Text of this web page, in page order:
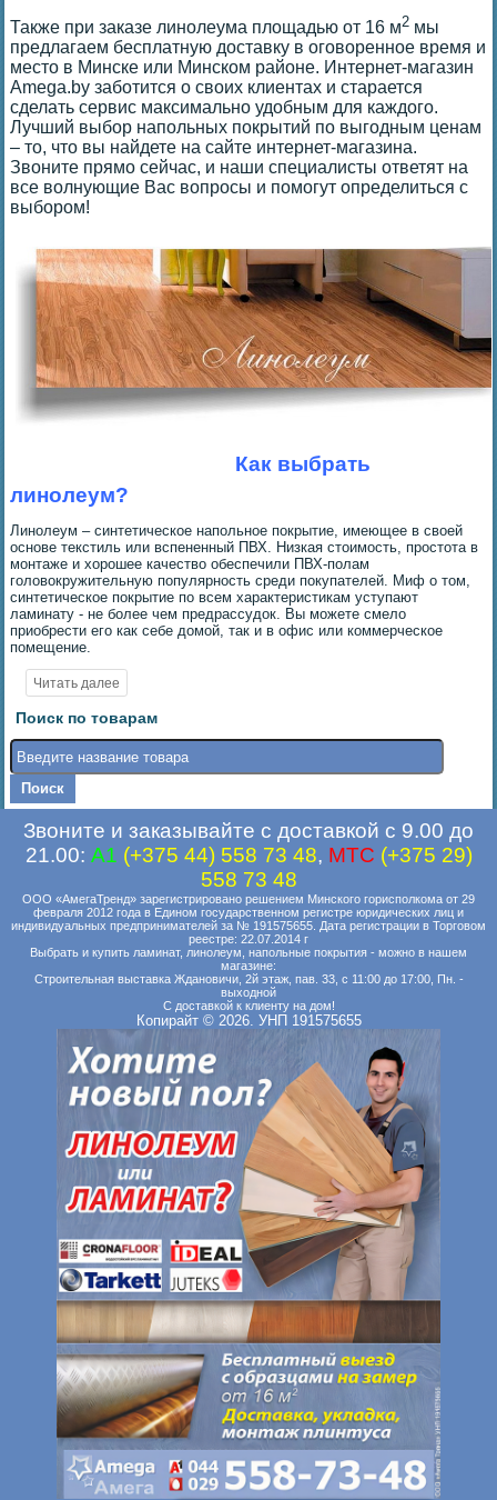
Также при заказе линолеума площадью от 16 м2 мы
предлагаем бесплатную доставку в оговоренное время и
место в Минске или Минском районе. Интернет-магазин
Amega.by заботится о своих клиентах и старается
сделать сервис максимально удобным для каждого.
Лучший выбор напольных покрытий по выгодным ценам
– то, что вы найдете на сайте интернет-магазина.
Звоните прямо сейчас, и наши специалисты ответят на
все волнующие Вас вопросы и помогут определиться с
выбором!
Как выбрать
линолеум?
Линолеум – синтетическое напольное покрытие, имеющее в своей
основе текстиль или вспененный ПВХ. Низкая стоимость, простота в
монтаже и хорошее качество обеспечили ПВХ-полам
головокружительную популярность среди покупателей. Миф о том,
синтетическое покрытие по всем характеристикам уступают
ламинату - не более чем предрассудок. Вы можете смело
приобрести его как себе домой, так и в офис или коммерческое
помещение.
Поиск по товарам
Звоните и заказывайте с доставкой с 9.00 до
21.00: A1 (+375 44) 558 73 48, MTC (+375 29)
558 73 48
ООО «АмегаТренд» зарегистрировано решением Минского горисполкома от 29
февраля 2012 года в Едином государственном регистре юридических лиц и
индивидуальных предпринимателей за № 191575655. Дата регистрации в Торговом
реестре: 22.07.2014 г
Выбрать и купить ламинат, линолеум, напольные покрытия - можно в нашем
магазине:
Строительная выставка Ждановичи, 2й этаж, пав. 33, с 11:00 до 17:00, Пн. -
выходной
С доставкой к клиенту на дом!
Копирайт © 2026. УНП 191575655